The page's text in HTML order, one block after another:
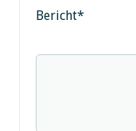
Bericht*